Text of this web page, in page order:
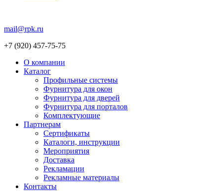
mail@rpk.ru
+7 (920) 457-75-75
О компании
Каталог
Профильные системы
Фурнитура для окон
Фурнитура для дверей
Фурнитура для порталов
Комплектующие
Партнерам
Сертификаты
Каталоги, инструкции
Мероприятия
Доставка
Рекламации
Рекламные материалы
Контакты